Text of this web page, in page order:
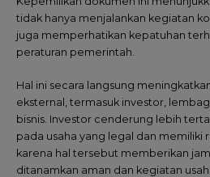
tidak hanya menjalankan kegiatan
juga memperhatikan kepatuhan
peraturan pemerintah.
Hal ini secara langsung
eksternal, termasuk investor,
bisnis. Investor cenderung lebih
pada usaha yang legal dan memiliki
karena hal tersebut memberikan
ditanamkan aman dan kegiatan